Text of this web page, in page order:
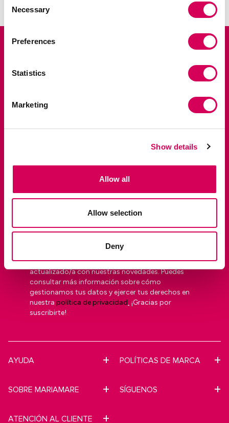
Selection
Necessary
Preferences
Statistics
Marketing
Show details
Allow all
Allow selection
Deny
Suscríbete y disfruta de un 10% en tu
Accede antes que nadie a lanzamientos exclusivos,
QUIERO MI 10% DTO
He leído y acepto la política de privacidad
Los datos proporcionados serán utilizados para
enviar nuestra newsletter y mantenerte
actualizado/a con nuestras novedades. Puedes
consultar más información sobre cómo
gestionamos tus datos y ejercer tus derechos en
nuestra política de privacidad. ¡Gracias por
suscribirte!
AYUDA POLÍTICAS DE MARCA
SOBRE MARIAMARE SÍGUENOS
ATENCIÓN AL CLIENTE